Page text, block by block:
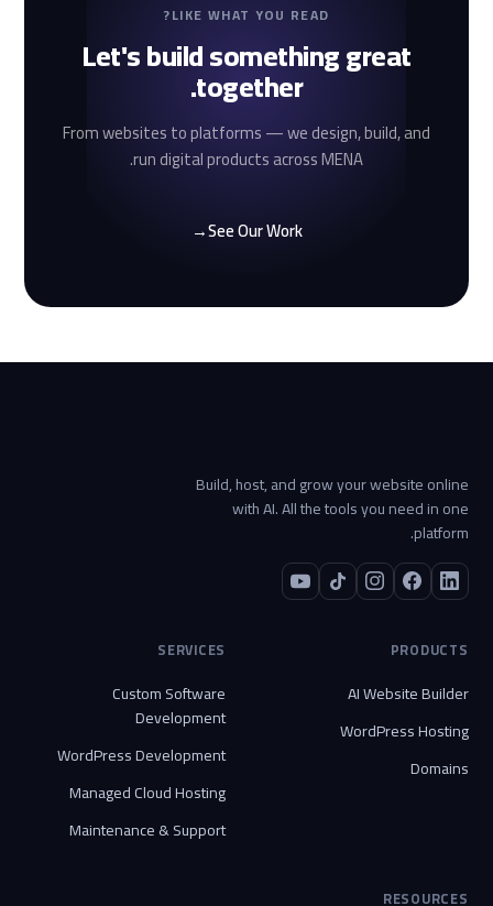
LIKE WHAT YOU READ?
Let's build something great
together.
From websites to platforms — we design, build, and
run digital products across MENA.
See Our Work
→
Build, host, and grow your website online
with AI. All the tools you need in one
platform.
PRODUCTS
AI Website Builder
WordPress Hosting
Domains
SERVICES
Custom Software
Development
WordPress Development
Managed Cloud Hosting
Maintenance & Support
RESOURCES